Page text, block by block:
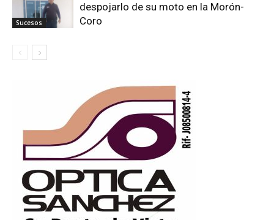
Sucesos
despojarlo de su moto en la Morón-
Coro